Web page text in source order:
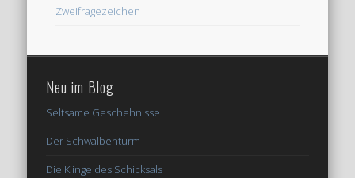
Zweifragezeichen
Neu im Blog
Seltsame Geschehnisse
Der Schwalbenturm
Die Klinge des Schicksals